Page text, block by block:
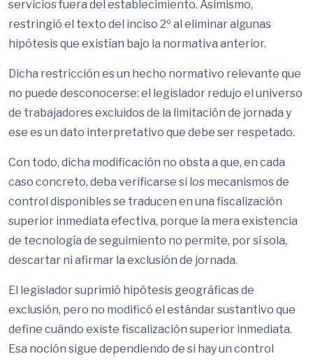
servicios fuera del establecimiento. Asimismo,
restringió el texto del inciso 2º al eliminar algunas
hipótesis que existían bajo la normativa anterior.
Dicha restricción es un hecho normativo relevante que
no puede desconocerse: el legislador redujo el universo
de trabajadores excluidos de la limitación de jornada y
ese es un dato interpretativo que debe ser respetado.
Con todo, dicha modificación no obsta a que, en cada
caso concreto, deba verificarse si los mecanismos de
control disponibles se traducen en una fiscalización
superior inmediata efectiva, porque la mera existencia
de tecnología de seguimiento no permite, por sí sola,
descartar ni afirmar la exclusión de jornada.
El legislador suprimió hipótesis geográficas de
exclusión, pero no modificó el estándar sustantivo que
define cuándo existe fiscalización superior inmediata.
Esa noción sigue dependiendo de si hay un control